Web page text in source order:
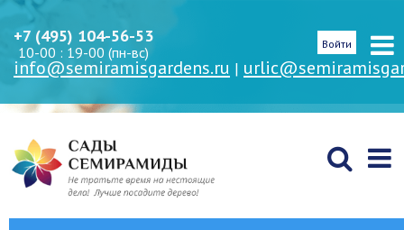
+7 (495) 104-56-53
10-00 : 19-00 (пн-вс)
info@semiramisgardens.ru |
Войти